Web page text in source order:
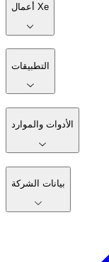
أعمال Xe
التطبيقات
الأدوات والموارد
بيانات الشركة